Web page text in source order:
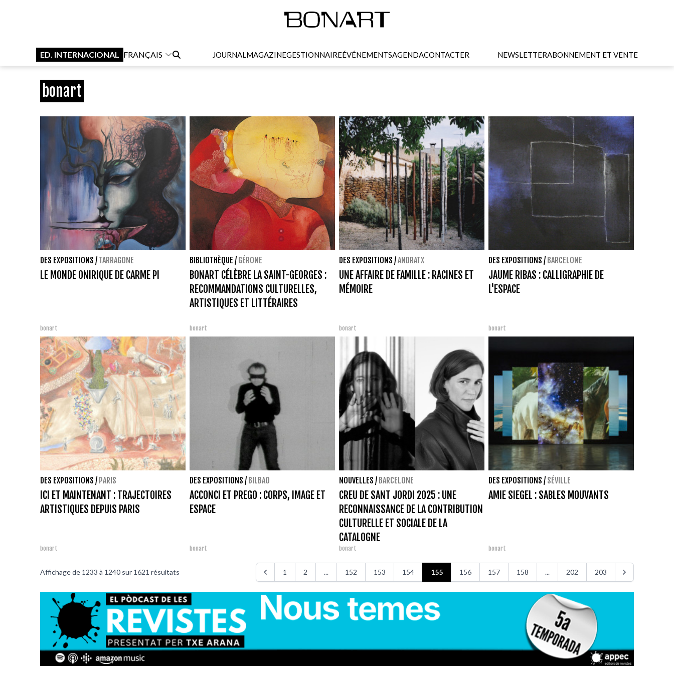
ED. INTERNACIONAL FRANÇAIS JOURNALMAGAZINEGESTIONNAIREÉVÉNEMENTSAGENDACONTACTER NEWSLETTERABONNEMENT ET VENTE
bonart
DES EXPOSITIONS / TARRAGONE
LE MONDE ONIRIQUE DE CARME PI
bonart
BIBLIOTHÈQUE / GÉRONE
BONART CÉLÈBRE LA SAINT-GEORGES :
RECOMMANDATIONS CULTURELLES,
ARTISTIQUES ET LITTÉRAIRES
bonart
DES EXPOSITIONS /ANDRATX
UNE AFFAIRE DE FAMILLE : RACINES ET
MÉMOIRE
bonart
DES EXPOSITIONS / BARCELONE
JAUME RIBAS : CALLIGRAPHIE DE
L'ESPACE
bonart
DES EXPOSITIONS / PARIS
ICI ET MAINTENANT : TRAJECTOIRES
ARTISTIQUES DEPUIS PARIS
bonart
DES EXPOSITIONS / BILBAO
ACCONCI ET PREGO : CORPS, IMAGE ET
ESPACE
bonart
NOUVELLES / BARCELONE
CREU DE SANT JORDI 2025 : UNE
RECONNAISSANCE DE LA CONTRIBUTION
CULTURELLE ET SOCIALE DE LA
CATALOGNE
bonart
DES EXPOSITIONS / SÉVILLE
AMIE SIEGEL : SABLES MOUVANTS
bonart
Affichage de 1233 à 1240 sur 1621 résultats 1 2 ... 152 153 154 155 156 157 158 ... 202 203